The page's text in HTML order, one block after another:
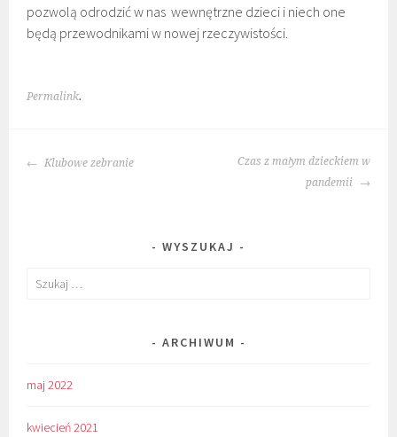
pozwolą odrodzić w nas wewnętrzne dzieci i niech one
będą przewodnikami w nowej rzeczywistości.
Permalink.
POST
Klubowe zebranie
Czas z małym dzieckiem w
pandemii
WYSZUKAJ
Szukaj:
ARCHIWUM
maj 2022
kwiecień 2021